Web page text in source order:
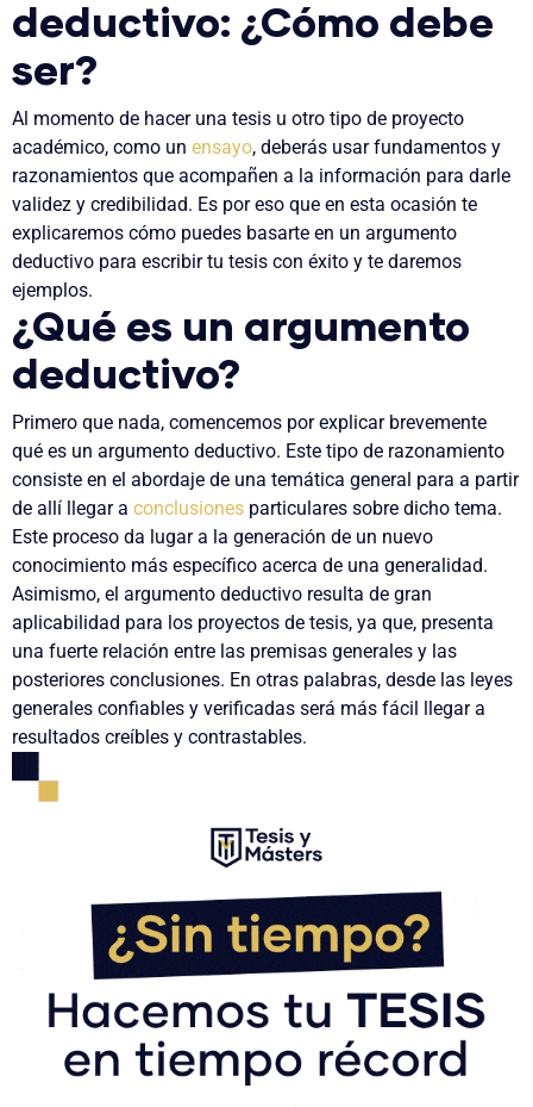
deductivo: ¿Cómo debe
ser?
Al momento de hacer una tesis u otro tipo de proyecto
académico, como un ensayo, deberás usar fundamentos y
razonamientos que acompañen a la información para darle
validez y credibilidad. Es por eso que en esta ocasión te
explicaremos cómo puedes basarte en un argumento
deductivo para escribir tu tesis con éxito y te daremos
ejemplos.
¿Qué es un argumento
deductivo?
Primero que nada, comencemos por explicar brevemente
qué es un argumento deductivo. Este tipo de razonamiento
consiste en el abordaje de una temática general para a partir
de allí llegar a conclusiones particulares sobre dicho tema.
Este proceso da lugar a la generación de un nuevo
conocimiento más específico acerca de una generalidad.
Asimismo, el argumento deductivo resulta de gran
aplicabilidad para los proyectos de tesis, ya que, presenta
una fuerte relación entre las premisas generales y las
posteriores conclusiones. En otras palabras, desde las leyes
generales confiables y verificadas será más fácil llegar a
resultados creíbles y contrastables.